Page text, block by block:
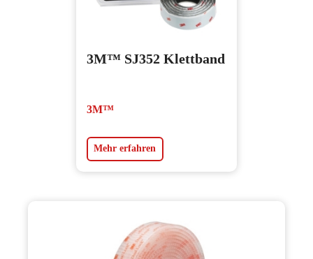
3M™ SJ352 Klettband
3M™
Mehr erfahren